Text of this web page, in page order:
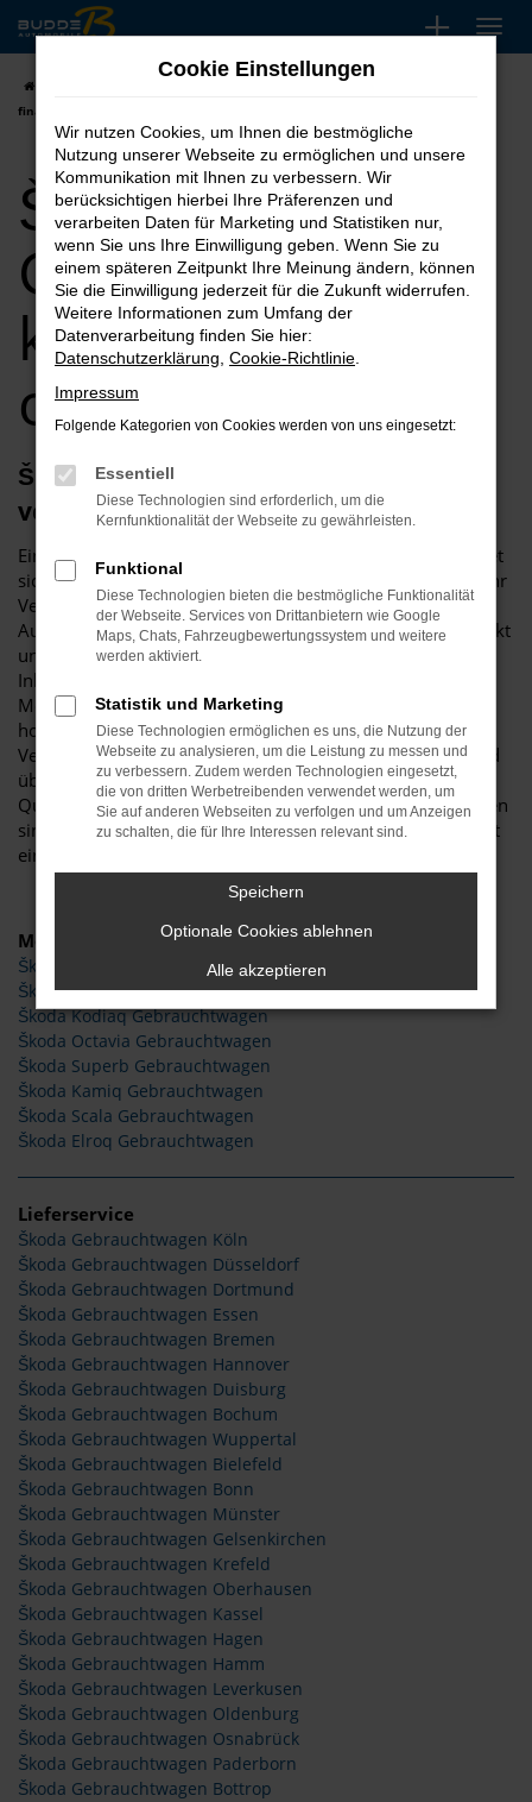
Zum
Hauptinhalt
springen
Škoda Gebrauchtwagen kaufen, leasen oder
finanzieren
Škoda
Gebrauchtwagen
kaufen, leasen
oder finanzieren
Škoda Gebrauchtwagen – seriös und
vertrauensvoll kaufen
Ein Škoda Gebrauchtwagen ist schnell gekauft und zeichnet
sich durch einen exzellenten Preis aus. Doch wie groß ist Ihr
Vertrauen zu einem unbekannten Händler? Wir von Budde
Automobile sind seit mehr als 25 Jahren auf dem Automarkt
und tief in unserer Region verankert. Budde ist ein vom
Inhaber geführtes Unternehmen mit eigener Kfz-
Meisterwerkstatt und verbürgt sich für eine gleichbleibend
hohe Qualität. Anders ausgedrückt, überlassen wir beim
Verkauf von Škoda Gebrauchtwagen nichts dem Zufall und
überprüfen jedes Fahrzeug nach strengsten
Qualitätskriterien. Erst, wenn wir uneingeschränkt zufrieden
sind und unsere Kfz-Meister „grünes Licht“ erteilen, gelangt
ein Auto in der Verkauf und somit zu Ihnen.
Modelle
Škoda Fabia Gebrauchtwagen
Škoda Karoq Gebrauchtwagen
Škoda Kodiaq Gebrauchtwagen
Škoda Octavia Gebrauchtwagen
Škoda Superb Gebrauchtwagen
Škoda Kamiq Gebrauchtwagen
Škoda Scala Gebrauchtwagen
Škoda Elroq Gebrauchtwagen
Lieferservice
Škoda Gebrauchtwagen Köln
Škoda Gebrauchtwagen Düsseldorf
Škoda Gebrauchtwagen Dortmund
Škoda Gebrauchtwagen Essen
Škoda Gebrauchtwagen Bremen
Škoda Gebrauchtwagen Hannover
Škoda Gebrauchtwagen Duisburg
Škoda Gebrauchtwagen Bochum
Škoda Gebrauchtwagen Wuppertal
Škoda Gebrauchtwagen Bielefeld
Škoda Gebrauchtwagen Bonn
Škoda Gebrauchtwagen Münster
Škoda Gebrauchtwagen Gelsenkirchen
Škoda Gebrauchtwagen Krefeld
Škoda Gebrauchtwagen Oberhausen
Škoda Gebrauchtwagen Kassel
Škoda Gebrauchtwagen Hagen
Škoda Gebrauchtwagen Hamm
Škoda Gebrauchtwagen Leverkusen
Škoda Gebrauchtwagen Oldenburg
Škoda Gebrauchtwagen Osnabrück
Škoda Gebrauchtwagen Paderborn
Škoda Gebrauchtwagen Bottrop
Cookie Einstellungen
Wir nutzen Cookies, um Ihnen die bestmögliche
Nutzung unserer Webseite zu ermöglichen und unsere
Kommunikation mit Ihnen zu verbessern. Wir
berücksichtigen hierbei Ihre Präferenzen und
verarbeiten Daten für Marketing und Statistiken nur,
wenn Sie uns Ihre Einwilligung geben. Wenn Sie zu
einem späteren Zeitpunkt Ihre Meinung ändern, können
Sie die Einwilligung jederzeit für die Zukunft widerrufen.
Weitere Informationen zum Umfang der
Datenverarbeitung finden Sie hier:
Datenschutzerklärung Cookie-Richtlinie
Impressum
Folgende Kategorien von Cookies werden von uns eingesetzt:
Essentiell
Diese Technologien sind erforderlich, um die
Kernfunktionalität der Webseite zu gewährleisten.
Funktional
Diese Technologien bieten die bestmögliche Funktionalität
der Webseite. Services von Drittanbietern wie Google
Maps, Chats, Fahrzeugbewertungssystem und weitere
werden aktiviert.
Statistik und Marketing
Diese Technologien ermöglichen es uns, die Nutzung der
Webseite zu analysieren, um die Leistung zu messen und
zu verbessern. Zudem werden Technologien eingesetzt,
die von dritten Werbetreibenden verwendet werden, um
Sie auf anderen Webseiten zu verfolgen und um Anzeigen
zu schalten, die für Ihre Interessen relevant sind.
Speichern
Optionale Cookies ablehnen
Alle akzeptieren